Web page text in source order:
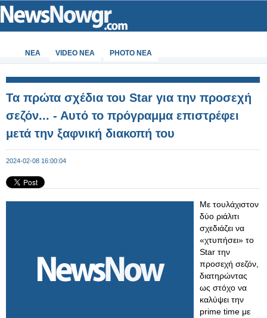
ΝΕΑ VIDEO NEA PHOTO NEA
Τα πρώτα σχέδια του Star για την προσεχή
σεζόν... - Αυτό το πρόγραμμα επιστρέφει
μετά την ξαφνική διακοπή του
2024-02-08 16:00:04
Με τουλάχιστον
δύο ριάλιτι
σχεδιάζει να
«χτυπήσει» το
Star την
προσεχή σεζόν,
διατηρώντας
ως στόχο να
καλύψει την
prime time με